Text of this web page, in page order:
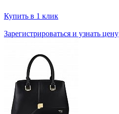
Купить в 1 клик
Зарегистрироваться и узнать цену